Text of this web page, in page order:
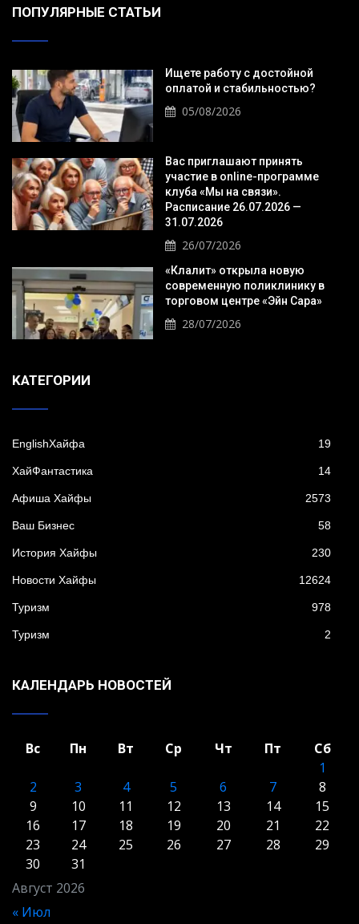
ПОПУЛЯРНЫЕ СТАТЬИ
Ищете работу с достойной
оплатой и стабильностью?
05/08/2026
Вас приглашают принять
участие в online-программе
клуба «Мы на связи».
Расписание 26.07.2026 —
31.07.2026
26/07/2026
«Клалит» открыла новую
современную поликлинику в
торговом центре «Эйн Сара»
28/07/2026
KАТЕГОРИИ
EnglishХайфа 19
XайФантастика 14
Афиша Хайфы 2573
Ваш Бизнес 58
История Хайфы 230
Новости Хайфы 12624
Туризм 978
Туризм 2
КАЛЕНДАРЬ НОВОСТЕЙ
Август 2026
Вс Пн Вт Ср Чт Пт
Сб
1
2
3 4 5 6 7
8
9
10 11 12 13 14
15
16
17 18 19 20 21
22
23
24 25 26 27 28
29
30
31
« Июл